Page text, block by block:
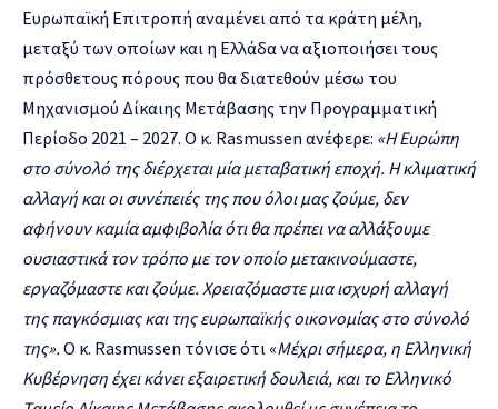
Ευρωπαϊκή Επιτροπή αναμένει από τα κράτη μέλη,
μεταξύ των οποίων και η Ελλάδα να αξιοποιήσει τους
πρόσθετους πόρους που θα διατεθούν μέσω του
Μηχανισμού Δίκαιης Μετάβασης την Προγραμματική
Περίοδο 2021 – 2027. O κ. Rasmussen ανέφερε: «Η Ευρώπη
στο σύνολό της διέρχεται μία μεταβατική εποχή. Η κλιματική
αλλαγή και οι συνέπειές της που όλοι μας ζούμε, δεν
αφήνουν καμία αμφιβολία ότι θα πρέπει να αλλάξουμε
ουσιαστικά τον τρόπο με τον οποίο μετακινούμαστε,
εργαζόμαστε και ζούμε. Χρειαζόμαστε μια ισχυρή αλλαγή
της παγκόσμιας και της ευρωπαϊκής οικονομίας στο σύνολό
της». Ο κ. Rasmussen τόνισε ότι «Μέχρι σήμερα, η Ελληνική
Κυβέρνηση έχει κάνει εξαιρετική δουλειά, και το Ελληνικό